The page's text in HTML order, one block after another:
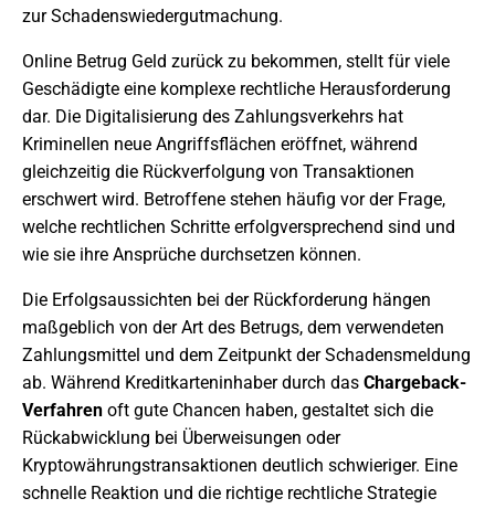
zur Schadenswiedergutmachung.
Online Betrug Geld zurück zu bekommen, stellt für viele
Geschädigte eine komplexe rechtliche Herausforderung
dar. Die Digitalisierung des Zahlungsverkehrs hat
Kriminellen neue Angriffsflächen eröffnet, während
gleichzeitig die Rückverfolgung von Transaktionen
erschwert wird. Betroffene stehen häufig vor der Frage,
welche rechtlichen Schritte erfolgversprechend sind und
wie sie ihre Ansprüche durchsetzen können.
Die Erfolgsaussichten bei der Rückforderung hängen
maßgeblich von der Art des Betrugs, dem verwendeten
Zahlungsmittel und dem Zeitpunkt der Schadensmeldung
ab. Während Kreditkarteninhaber durch das Chargeback-
Verfahren oft gute Chancen haben, gestaltet sich die
Rückabwicklung bei Überweisungen oder
Kryptowährungstransaktionen deutlich schwieriger. Eine
schnelle Reaktion und die richtige rechtliche Strategie